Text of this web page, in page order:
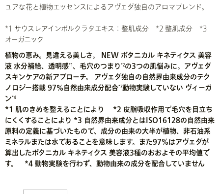
ュアな花と植物エッセンスによるアヴェダ独自のアロマブレンド。
*1 サウスレアインボルクラタエキス：整肌成分 *2 整肌成分 *3
オーガニック
植物の恵み。見違える美しさ。 NEW ボタニカル キネティクス 美容
液 水分補給、透明感*1 、毛穴のつまり *2の3つの肌悩みに。アヴェダ
スキンケアの新アプローチ。 アヴェダ独自の自然界由来成分のテク
ノロジー搭載 97％自然由来成分配合*3動物実験していない ヴィーガ
ン*4
*1 肌のきめを整えることにより *2 皮脂吸収作用で毛穴を目立ち
にくくすることにより *3 自然界由来成分とはISO16128の自然由来
原料の定義に基づいたもので、成分の由来の大半が植物、非石油系
ミネラルまたは水であることを意味します。また97%はアヴェダが
算出したボタニカル キネティクス 美容液3種のおおよその平均値で
す。 *4 動物実験を行わず、動物由来の成分を配合していません